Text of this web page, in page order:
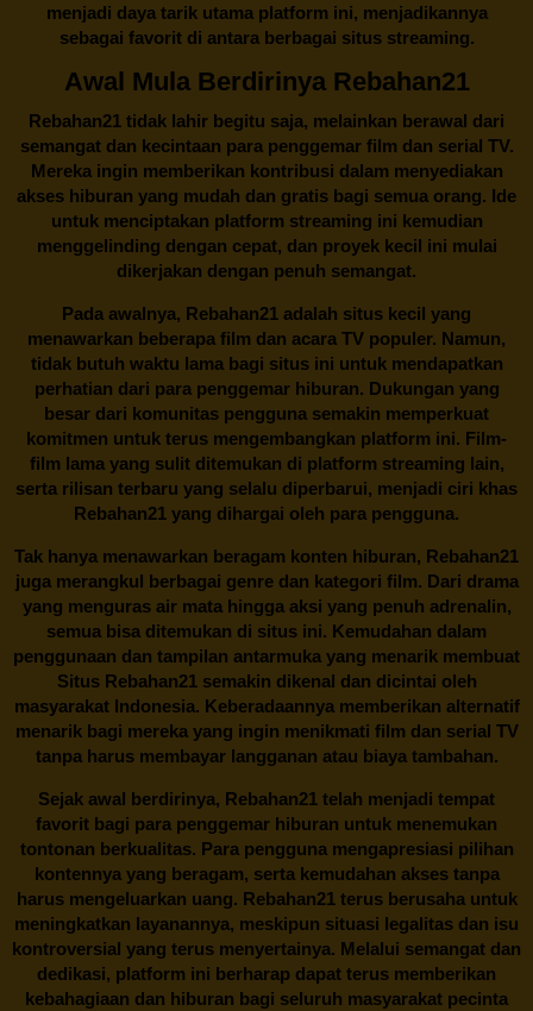
menjadi daya tarik utama platform ini, menjadikannya
sebagai favorit di antara berbagai situs streaming.
Awal Mula Berdirinya Rebahan21
Rebahan21 tidak lahir begitu saja, melainkan berawal dari
semangat dan kecintaan para penggemar film dan serial TV.
Mereka ingin memberikan kontribusi dalam menyediakan
akses hiburan yang mudah dan gratis bagi semua orang. Ide
untuk menciptakan platform streaming ini kemudian
menggelinding dengan cepat, dan proyek kecil ini mulai
dikerjakan dengan penuh semangat.
Pada awalnya, Rebahan21 adalah situs kecil yang
menawarkan beberapa film dan acara TV populer. Namun,
tidak butuh waktu lama bagi situs ini untuk mendapatkan
perhatian dari para penggemar hiburan. Dukungan yang
besar dari komunitas pengguna semakin memperkuat
komitmen untuk terus mengembangkan platform ini. Film-
film lama yang sulit ditemukan di platform streaming lain,
serta rilisan terbaru yang selalu diperbarui, menjadi ciri khas
Rebahan21 yang dihargai oleh para pengguna.
Tak hanya menawarkan beragam konten hiburan, Rebahan21
juga merangkul berbagai genre dan kategori film. Dari drama
yang menguras air mata hingga aksi yang penuh adrenalin,
semua bisa ditemukan di situs ini. Kemudahan dalam
penggunaan dan tampilan antarmuka yang menarik membuat
Situs Rebahan21semakin dikenal dan dicintai oleh
masyarakat Indonesia. Keberadaannya memberikan alternatif
menarik bagi mereka yang ingin menikmati film dan serial TV
tanpa harus membayar langganan atau biaya tambahan.
Sejak awal berdirinya, Rebahan21 telah menjadi tempat
favorit bagi para penggemar hiburan untuk menemukan
tontonan berkualitas. Para pengguna mengapresiasi pilihan
kontennya yang beragam, serta kemudahan akses tanpa
harus mengeluarkan uang. Rebahan21terus berusaha untuk
meningkatkan layanannya, meskipun situasi legalitas dan isu
kontroversial yang terus menyertainya. Melalui semangat dan
dedikasi, platform ini berharap dapat terus memberikan
kebahagiaan dan hiburan bagi seluruh masyarakat pecinta